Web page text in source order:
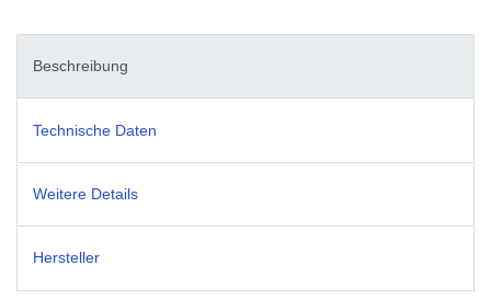
Beschreibung
Technische Daten
Weitere Details
Hersteller